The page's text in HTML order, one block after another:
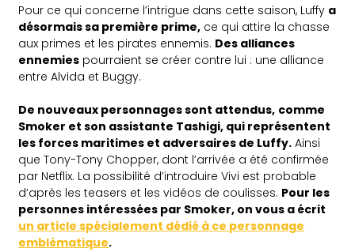
Pour ce qui concerne l’intrigue dans cette saison, Luffy a
désormais sa première prime, ce qui attire la chasse
aux primes et les pirates ennemis. Des alliances
ennemies pourraient se créer contre lui : une alliance
entre Alvida et Buggy.
De nouveaux personnages sont attendus, comme
Smoker et son assistante Tashigi, qui représentent
les forces maritimes et adversaires de Luffy. Ainsi
que Tony-Tony Chopper, dont l’arrivée a été confirmée
par Netflix. La possibilité d’introduire Vivi est probable
d’après les teasers et les vidéos de coulisses. Pour les
personnes intéressées par Smoker, on vous a écrit
un article spécialement dédié à ce personnage
emblématique.